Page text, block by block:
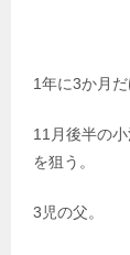
1年に3か月
11月後半の
を狙う。
3児の父。